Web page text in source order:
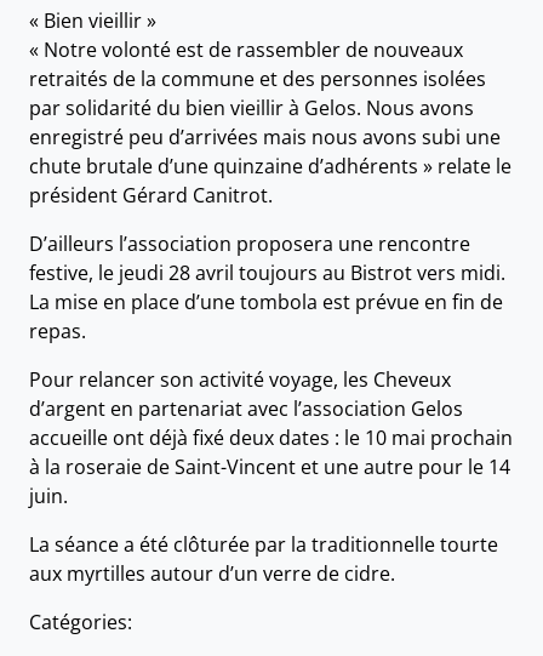
« Bien vieillir »
« Notre volonté est de rassembler de nouveaux
retraités de la commune et des personnes isolées
par solidarité du bien vieillir à Gelos. Nous avons
enregistré peu d’arrivées mais nous avons subi une
chute brutale d’une quinzaine d’adhérents » relate le
président Gérard Canitrot.
D’ailleurs l’association proposera une rencontre
festive, le jeudi 28 avril toujours au Bistrot vers midi.
La mise en place d’une tombola est prévue en fin de
repas.
Pour relancer son activité voyage, les Cheveux
d’argent en partenariat avec l’association Gelos
accueille ont déjà fixé deux dates : le 10 mai prochain
à la roseraie de Saint-Vincent et une autre pour le 14
juin.
La séance a été clôturée par la traditionnelle tourte
aux myrtilles autour d’un verre de cidre.
Catégories: